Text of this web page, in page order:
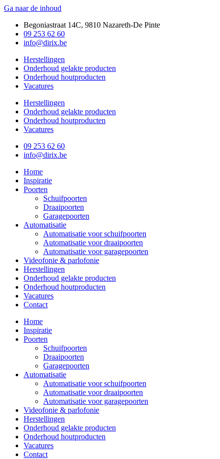
Ga naar de inhoud
Begoniastraat 14C, 9810 Nazareth-De Pinte
09 253 62 60
info@dirix.be
Herstellingen
Onderhoud gelakte producten
Onderhoud houtproducten
Vacatures
Herstellingen
Onderhoud gelakte producten
Onderhoud houtproducten
Vacatures
09 253 62 60
info@dirix.be
Home
Inspiratie
Poorten
Schuifpoorten
Draaipoorten
Garagepoorten
Automatisatie
Automatisatie voor schuifpoorten
Automatisatie voor draaipoorten
Automatisatie voor garagepoorten
Videofonie & parlofonie
Herstellingen
Onderhoud gelakte producten
Onderhoud houtproducten
Vacatures
Contact
Home
Inspiratie
Poorten
Schuifpoorten
Draaipoorten
Garagepoorten
Automatisatie
Automatisatie voor schuifpoorten
Automatisatie voor draaipoorten
Automatisatie voor garagepoorten
Videofonie & parlofonie
Herstellingen
Onderhoud gelakte producten
Onderhoud houtproducten
Vacatures
Contact